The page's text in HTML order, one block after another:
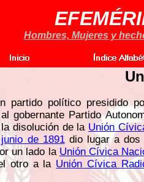
Hombres, Mujeres y
partido político presidido
gobernante Partido
disolución de la Unión
de 1891dio lugar a dos
un lado la Unión Cívica
otro a la Unión Cívica